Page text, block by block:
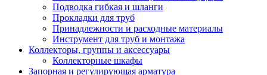
Подводка гибкая и шланги
Прокладки для труб
Принадлежности и расходные материалы
Инструмент для труб и монтажа
Коллекторы, группы и аксессуары
Коллекторные шкафы
Запорная и регулирующая арматура